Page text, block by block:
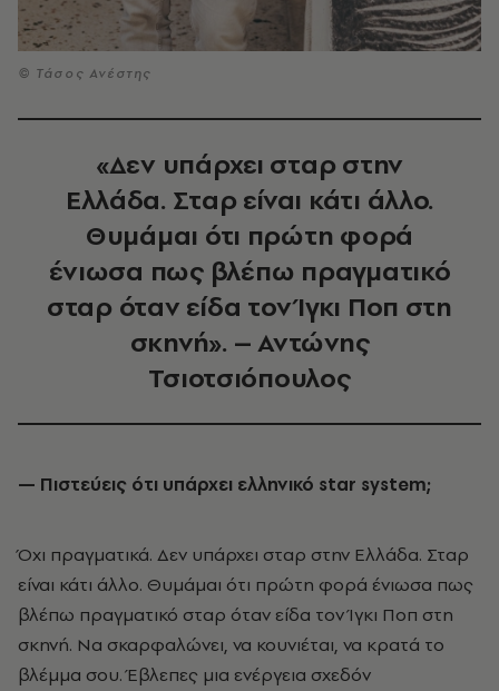
© Τάσος Ανέστης
«Δεν υπάρχει σταρ στην
Ελλάδα. Σταρ είναι κάτι άλλο.
Θυμάμαι ότι πρώτη φορά
ένιωσα πως βλέπω πραγματικό
σταρ όταν είδα τον Ίγκι Ποπ στη
σκηνή». – Αντώνης
Τσιοτσιόπουλος
— Πιστεύεις ότι υπάρχει ελληνικό star system;
Όχι πραγματικά. Δεν υπάρχει σταρ στην Ελλάδα. Σταρ
είναι κάτι άλλο. Θυμάμαι ότι πρώτη φορά ένιωσα πως
βλέπω πραγματικό σταρ όταν είδα τον Ίγκι Ποπ στη
σκηνή. Να σκαρφαλώνει, να κουνιέται, να κρατά το
βλέμμα σου. Έβλεπες μια ενέργεια σχεδόν